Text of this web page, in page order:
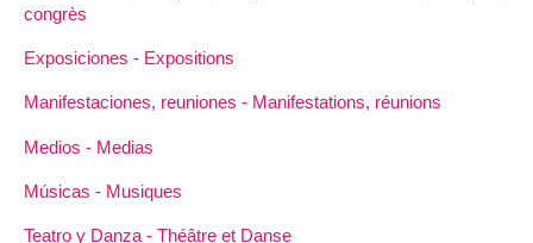
congrès
Exposiciones - Expositions
Manifestaciones, reuniones - Manifestations, réunions
Medios - Medias
Músicas - Musiques
Teatro y Danza - Théâtre et Danse